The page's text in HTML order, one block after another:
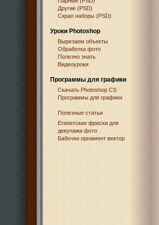
Другие (PSD)
Скрап наборы (PSD)
Уроки Photoshop
Вырезаем объекты
Обработка фото
Полезно знать
Видеоуроки
Программы для графики
Cкачать Photoshop CS
Программы для графики
Полезные статьи
Египетские фрески для
декупажа фото
Бабочки орнамент вектор